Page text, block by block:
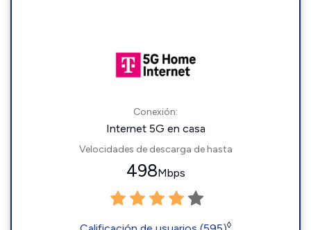
Conexión:
Internet 5G en casa
Velocidades de descarga de hasta
498Mbps
◊